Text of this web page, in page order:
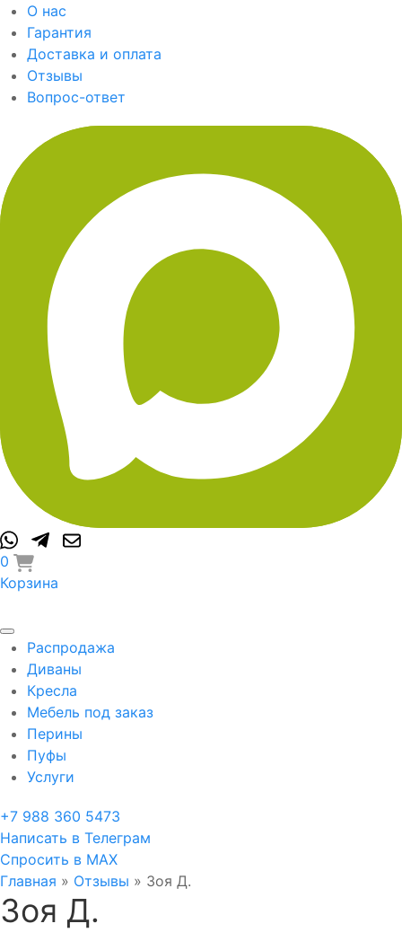
О нас
Гарантия
Доставка и оплата
Отзывы
Вопрос-ответ
0
Корзина
Распродажа
Диваны
Кресла
Мебель под заказ
Перины
Пуфы
Услуги
+7 988 360 5473
Написать в Телеграм
Спросить в MAX
Главная » Отзывы » Зоя Д.
Зоя Д.